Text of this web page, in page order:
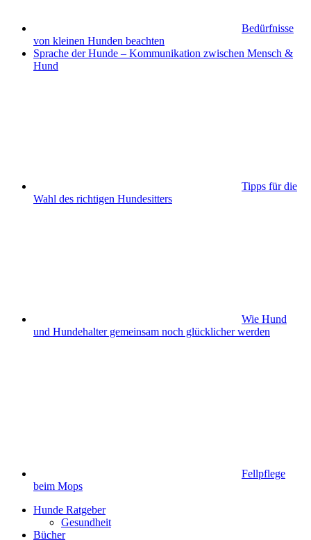
Bedürfnisse
von kleinen Hunden beachten
Sprache der Hunde – Kommunikation zwischen Mensch &
Hund
Tipps für die
Wahl des richtigen Hundesitters
Wie Hund
und Hundehalter gemeinsam noch glücklicher werden
Fellpflege
beim Mops
Hunde Ratgeber
Gesundheit
Bücher